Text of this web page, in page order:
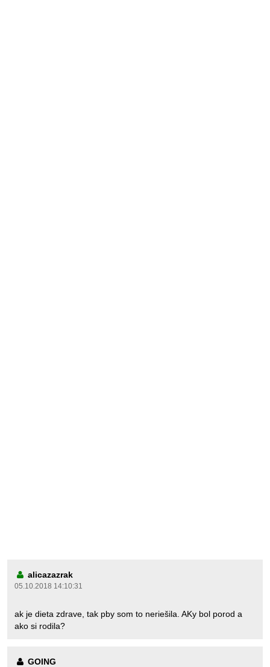
alicazazrak
05.10.2018 14:10:31
ak je dieta zdrave, tak pby som to neriešila. AKy bol porod a
ako si rodila?
GOING